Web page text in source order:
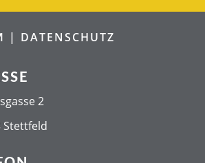
| DATENSCHUTZ
2
Stettfeld